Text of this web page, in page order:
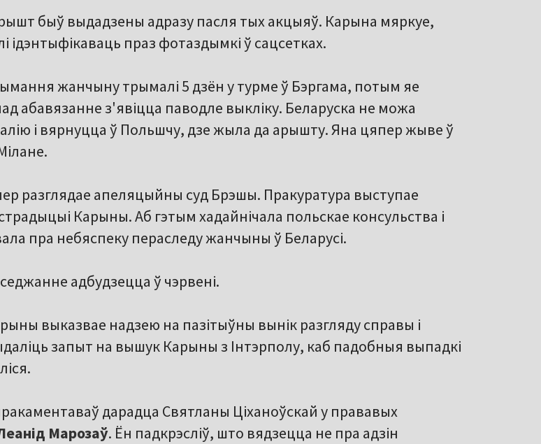
быў выдадзены адразу пасля тых акцыяў. Карына мяркуе,
ідэнтыфікаваць праз фотаздымкі ў сацсетках.
жанчыну трымалі 5 дзён у турме ў Бэргама, потым яе
абавязанне з'явіцца паводле выкліку. Беларуска не можа
і вярнуцца ў Польшчу, дзе жыла да арышту. Яна цяпер жыве ў
разглядае апеляцыйны суд Брэшы. Пракуратура выступае
Карыны. Аб гэтым хадайнічала польскае консульства і
пра небяспеку пераследу жанчыны ў Беларусі.
адбудзецца ў чэрвені.
выказвае надзею на пазітыўны вынік разгляду справы і
запыт на вышук Карыны з Інтэрполу, каб падобныя выпадкі
дарадца Святланы Ціханоўскай у прававых
Марозаў. Ён падкрэсліў, што вядзецца не пра адзін